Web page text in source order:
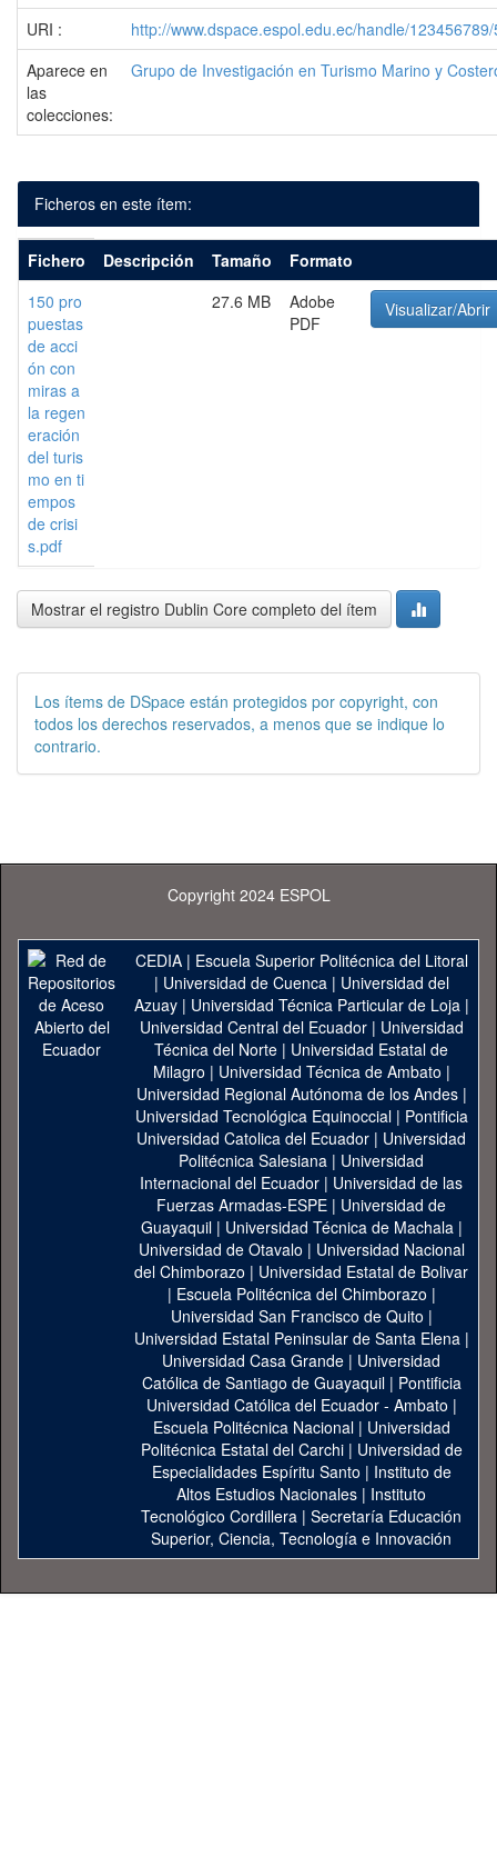
URI :
http://www.dspace.espol.edu.ec/handle/
Aparece en
las
colecciones:
Grupo de Investigación en Turismo Marino y
Ficheros en este ítem:
Fichero Descripción Tamaño
Formato
150 pro
puestas
de acci
ón con
miras a
la regen
eración
del turis
mo en ti
empos
de crisi
s.pdf
27.6 MB
Adobe
PDF
Visualizar/Abrir
Mostrar el registro Dublin Core completo del ítem
Los ítems de DSpace están protegidos por copyright, con
todos los derechos reservados, a menos que se indique lo
contrario.
Copyright 2024 ESPOL
CEDIA| Escuela Superior Politécnica del Litoral
| Universidad de Cuenca| Universidad del
Azuay| Universidad Técnica Particular de Loja|
Universidad Central del Ecuador| Universidad
Técnica del Norte | Universidad Estatal de
Milagro | Universidad Técnica de Ambato |
Universidad Regional Autónoma de los Andes|
Universidad Tecnológica Equinoccial| Pontificia
Universidad Catolica del Ecuador | Universidad
Politécnica Salesiana | Universidad
Internacional del Ecuador | Universidad de las
Fuerzas Armadas-ESPE | Universidad de
Guayaquil| Universidad Técnica de Machala|
Universidad de Otavalo | Universidad Nacional
del Chimborazo | Universidad Estatal de Bolivar
| Escuela Politécnica del Chimborazo |
Universidad San Francisco de Quito |
Universidad Estatal Peninsular de Santa Elena|
Universidad Casa Grande | Universidad
Católica de Santiago de Guayaquil| Pontificia
Universidad Católica del Ecuador - Ambato |
Escuela Politécnica Nacional| Universidad
Politécnica Estatal del Carchi| Universidad de
Especialidades Espíritu Santo | Instituto de
Altos Estudios Nacionales | Instituto
Tecnológico Cordillera | Secretaría Educación
Superior, Ciencia, Tecnología e Innovación